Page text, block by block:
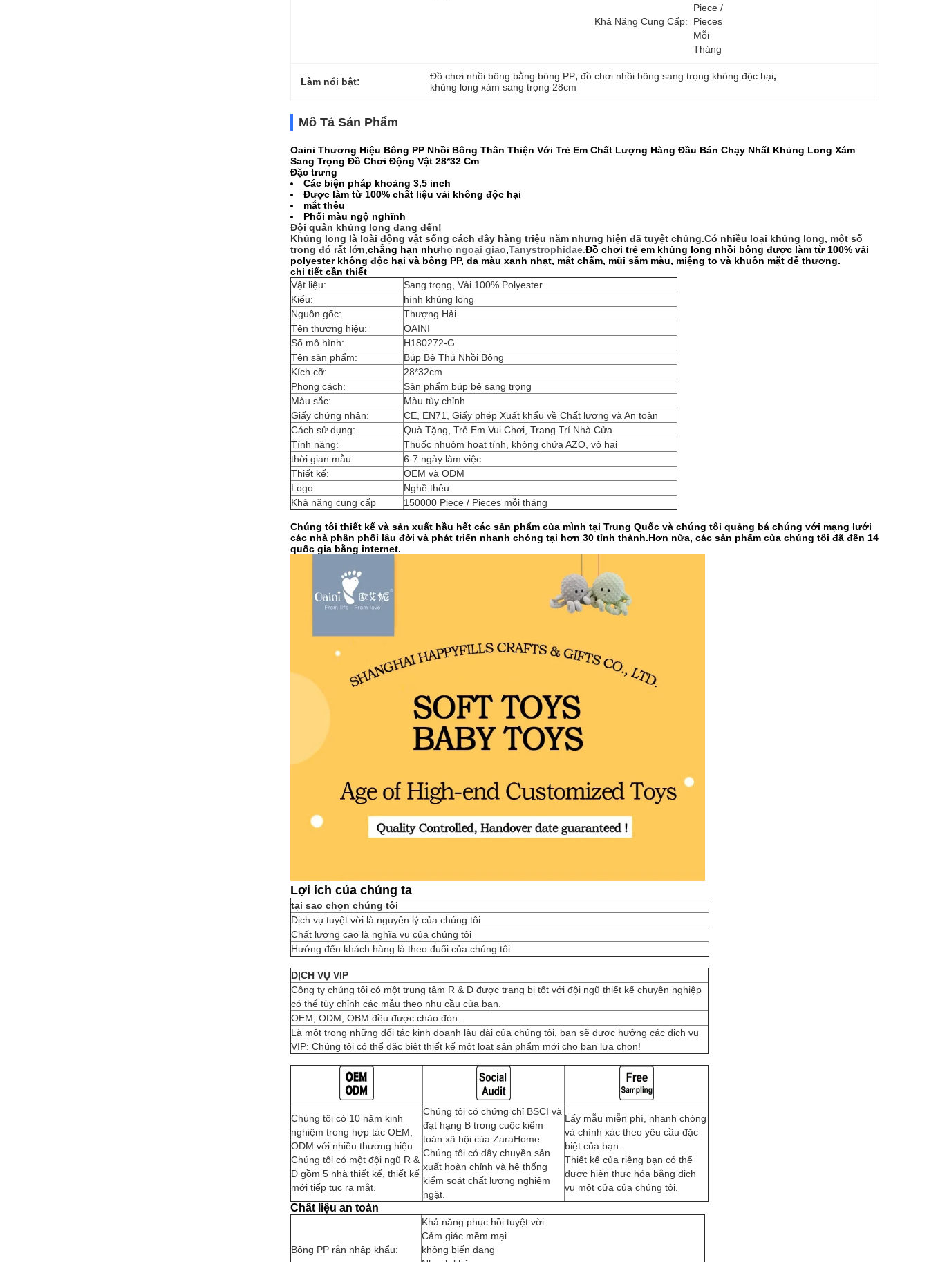
Khả Năng Cung Cấp:
Piece /
Pieces
Mỗi
Tháng
Làm nổi bật: Đồ chơi nhồi bông bằng bông PP, đồ chơi nhồi bông sang trọng không độc hại,
khủng long xám sang trọng 28cm
Mô Tả Sản Phẩm
Oaini Thương Hiệu Bông PP Nhồi Bông Thân Thiện Với Trẻ Em Chất Lượng Hàng Đầu Bán Chạy Nhất Khủng Long Xám
Sang Trọng Đồ Chơi Động Vật 28*32 Cm
Đặc trưng
Các biện pháp khoảng 3,5 inch
Được làm từ 100% chất liệu vải không độc hại
mắt thêu
Phối màu ngộ nghĩnh
Đội quân khủng long đang đến!
Khủng long là loài động vật sống cách đây hàng triệu năm nhưng hiện đã tuyệt chủng.Có nhiều loại khủng long, một số
trong đó rất lớn,chẳng hạn nhưhọ ngoại giao,Tanystrophidae.Đồ chơi trẻ em khủng long nhồi bông được làm từ 100% vải
polyester không độc hại và bông PP, da màu xanh nhạt, mắt chấm, mũi sẫm màu, miệng to và khuôn mặt dễ thương.
chi tiết cần thiết
Vật liệu:
Sang trọng, Vải 100% Polyester
Kiểu:
hình khủng long
Nguồn gốc:
Thượng Hải
Tên thương hiệu:
OAINI
Số mô hình:
H180272-G
Tên sản phẩm:
Búp Bê Thú Nhồi Bông
Kích cỡ:
28*32cm
Phong cách:
Sản phẩm búp bê sang trọng
Màu sắc:
Màu tùy chỉnh
Giấy chứng nhận:
CE, EN71, Giấy phép Xuất khẩu về Chất lượng và An toàn
Cách sử dụng:
Quà Tặng, Trẻ Em Vui Chơi, Trang Trí Nhà Cửa
Tính năng:
Thuốc nhuộm hoạt tính, không chứa AZO, vô hại
thời gian mẫu:
6-7 ngày làm việc
Thiết kế:
OEM và ODM
Logo:
Nghề thêu
Khả năng cung cấp
150000 Piece / Pieces mỗi tháng
Chúng tôi thiết kế và sản xuất hầu hết các sản phẩm của mình tại Trung Quốc và chúng tôi quảng bá chúng với mạng lưới
các nhà phân phối lâu đời và phát triển nhanh chóng tại hơn 30 tỉnh thành.Hơn nữa, các sản phẩm của chúng tôi đã đến 14
quốc gia bằng internet.
Lợi ích của chúng ta
tại sao chọn chúng tôi
Dịch vụ tuyệt vời là nguyên lý của chúng tôi
Chất lượng cao là nghĩa vụ của chúng tôi
Hướng đến khách hàng là theo đuổi của chúng tôi
DỊCH VỤ VIP
Công ty chúng tôi có một trung tâm R & D được trang bị tốt với đội ngũ thiết kế chuyên nghiệp
có thể tùy chỉnh các mẫu theo nhu cầu của bạn.
OEM, ODM, OBM đều được chào đón.
Là một trong những đối tác kinh doanh lâu dài của chúng tôi, bạn sẽ được hưởng các dịch vụ
VIP: Chúng tôi có thể đặc biệt thiết kế một loạt sản phẩm mới cho bạn lựa chọn!
Chúng tôi có 10 năm kinh
nghiệm trong hợp tác OEM,
ODM với nhiều thương hiệu.
Chúng tôi có một đội ngũ R &
D gồm 5 nhà thiết kế, thiết kế
mới tiếp tục ra mắt.
Chúng tôi có chứng chỉ BSCI và
đạt hạng B trong cuộc kiểm
toán xã hội của ZaraHome.
Chúng tôi có dây chuyền sản
xuất hoàn chỉnh và hệ thống
kiểm soát chất lượng nghiêm
ngặt.
Lấy mẫu miễn phí, nhanh chóng
và chính xác theo yêu cầu đặc
biệt của bạn.
Thiết kế của riêng bạn có thể
được hiện thực hóa bằng dịch
vụ một cửa của chúng tôi.
Chất liệu an toàn
Bông PP rắn nhập khẩu:
Khả năng phục hồi tuyệt vời
Cảm giác mềm mại
không biến dạng